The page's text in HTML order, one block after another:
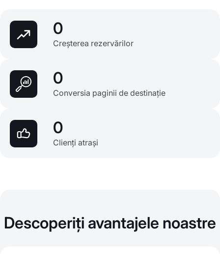
0
Creșterea rezervărilor
0
Conversia paginii de destinație
0
Clienți atrași
Descoperiți avantajele noastre